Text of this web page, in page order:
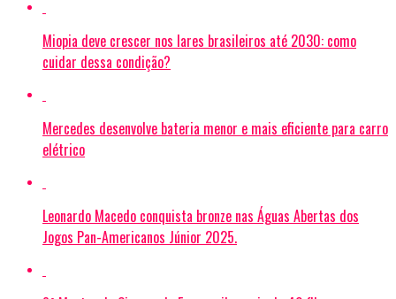
Miopia deve crescer nos lares brasileiros até 2030: como
cuidar dessa condição?
Mercedes desenvolve bateria menor e mais eficiente para carro
elétrico
Leonardo Macedo conquista bronze nas Águas Abertas dos
Jogos Pan-Americanos Júnior 2025.